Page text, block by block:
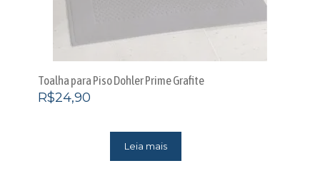
Toalha para Piso Dohler Prime Grafite
R$24,90
Leia mais